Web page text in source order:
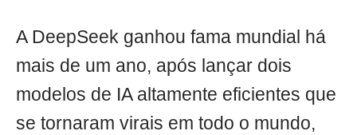
A DeepSeek ganhou fama mundial há
mais de um ano, após lançar dois
modelos de IA altamente eficientes que
se tornaram virais em todo o mundo,